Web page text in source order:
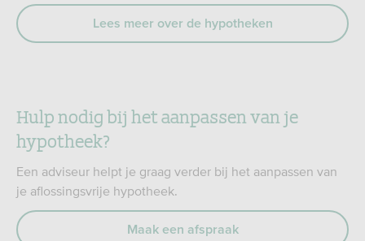
Lees meer over de hypotheken
Hulp nodig bij het aanpassen van je
hypotheek?
Een adviseur helpt je graag verder bij het aanpassen van
je aflossingsvrije hypotheek.
Maak een afspraak